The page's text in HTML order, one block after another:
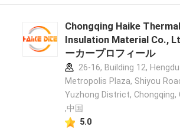
Chongqing Haike Thermal
Insulation Material Co.,
ーカープロフィール
26-16, Building 12, Hengdu
Metropolis Plaza, Shiyou
Yuzhong District, Chongqing,
,中国
5.0